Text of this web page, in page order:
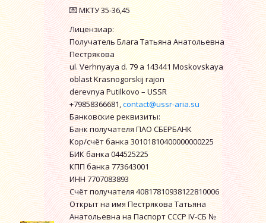
💌 МКТУ 35-36,45
Лицензиар:
Получатель Блага Татьяна Анатольевна
Пестрякова
ul. Verhnyaya d. 79 a 143441 Moskovskaya
oblast Krasnogorskij rajon
derevnya Putilkovo – USSR
+79858366681,contact@ussr-aria.su
Банковские реквизиты:
Банк получателя ПАО СБЕРБАНК
Кор/счёт банка 30101810400000000225
БИК банка 044525225
КПП банка 773643001
ИНН 7707083893
Счёт получателя 40817810938122810006
Открыт на имя Пестрякова Татьяна
Анатольевна на Паспорт СССР IV-СБ №